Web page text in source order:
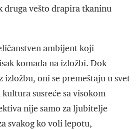
vešto drapira tkaninu
ambijent koji
komada na izložbi. Dok
izložbu, oni se premeštaju u svet
susreće sa visokom
nije samo za ljubitelje
svakog ko voli lepotu,